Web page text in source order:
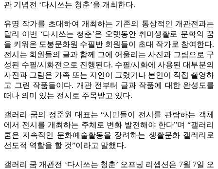
관 기념전 ‘다시쓰는 청춘’을 개최한다.
유명 작가를 초대하여 개최하는 기존의 통상적인 개관전과는
달리 이번 ‘다시쓰는 청춘’은 오랫동안 취미생활로 문학의 꿈
을 키워온 도봉문화원 수필반 회원들이 초대 작가로 참여한다.
전시는 회원들의 글과 함께 그에 어울리는 사진과 그림으로 구
성된 수필/시화전으로 진행된다. 수필/시화에 사용된 대부분의
사진과 그림은 가족 또는 지인이 그렸거나 본인이 직접 촬영하
고 그린 작품들이다. 개관 전부터 글과 작품에 대한 완성도를
떠나 의미 있는 전시로 주목받고 있다.
갤러리 쿰의 정준원 대표는 “시민들이 전시를 관람하는 객체
에서 전시를 개최하는 주체로 변화 발전해야 한다”며 “갤러리
쿰은 지속적인 문화예술활동을 장려하는 생활문화 갤러리로
선도적 역할을 할 것”이라고 말했다.
갤러리 쿰 개관전 ‘다시쓰는 청춘’ 오프닝 리셉션은 7월 7일 오